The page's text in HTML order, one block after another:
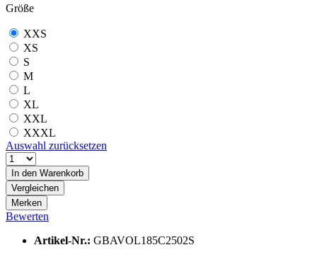
Größe
XXS
XS
S
M
L
XL
XXL
XXXL
Auswahl zurücksetzen
In den Warenkorb
Vergleichen
Merken
Bewerten
Artikel-Nr.: GBAVOL185C2502S